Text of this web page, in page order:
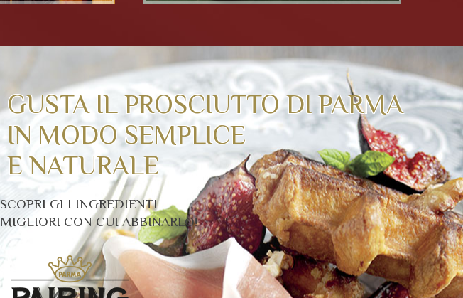
GUSTA IL PROSCIUTTO DI PARMA
IN MODO SEMPLICE
E NATURALE
SCOPRI GLI INGREDIENTI
MIGLIORI CON CUI ABBINARLO!